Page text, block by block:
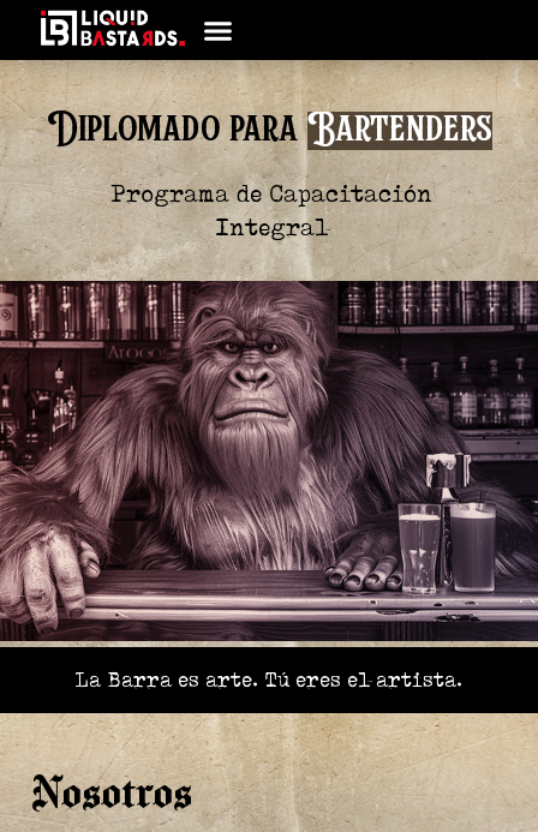
Diplomado para Barte
Programa de Capacitación
Integral
La Barra es arte. Tú eres el artista.
Nosotros